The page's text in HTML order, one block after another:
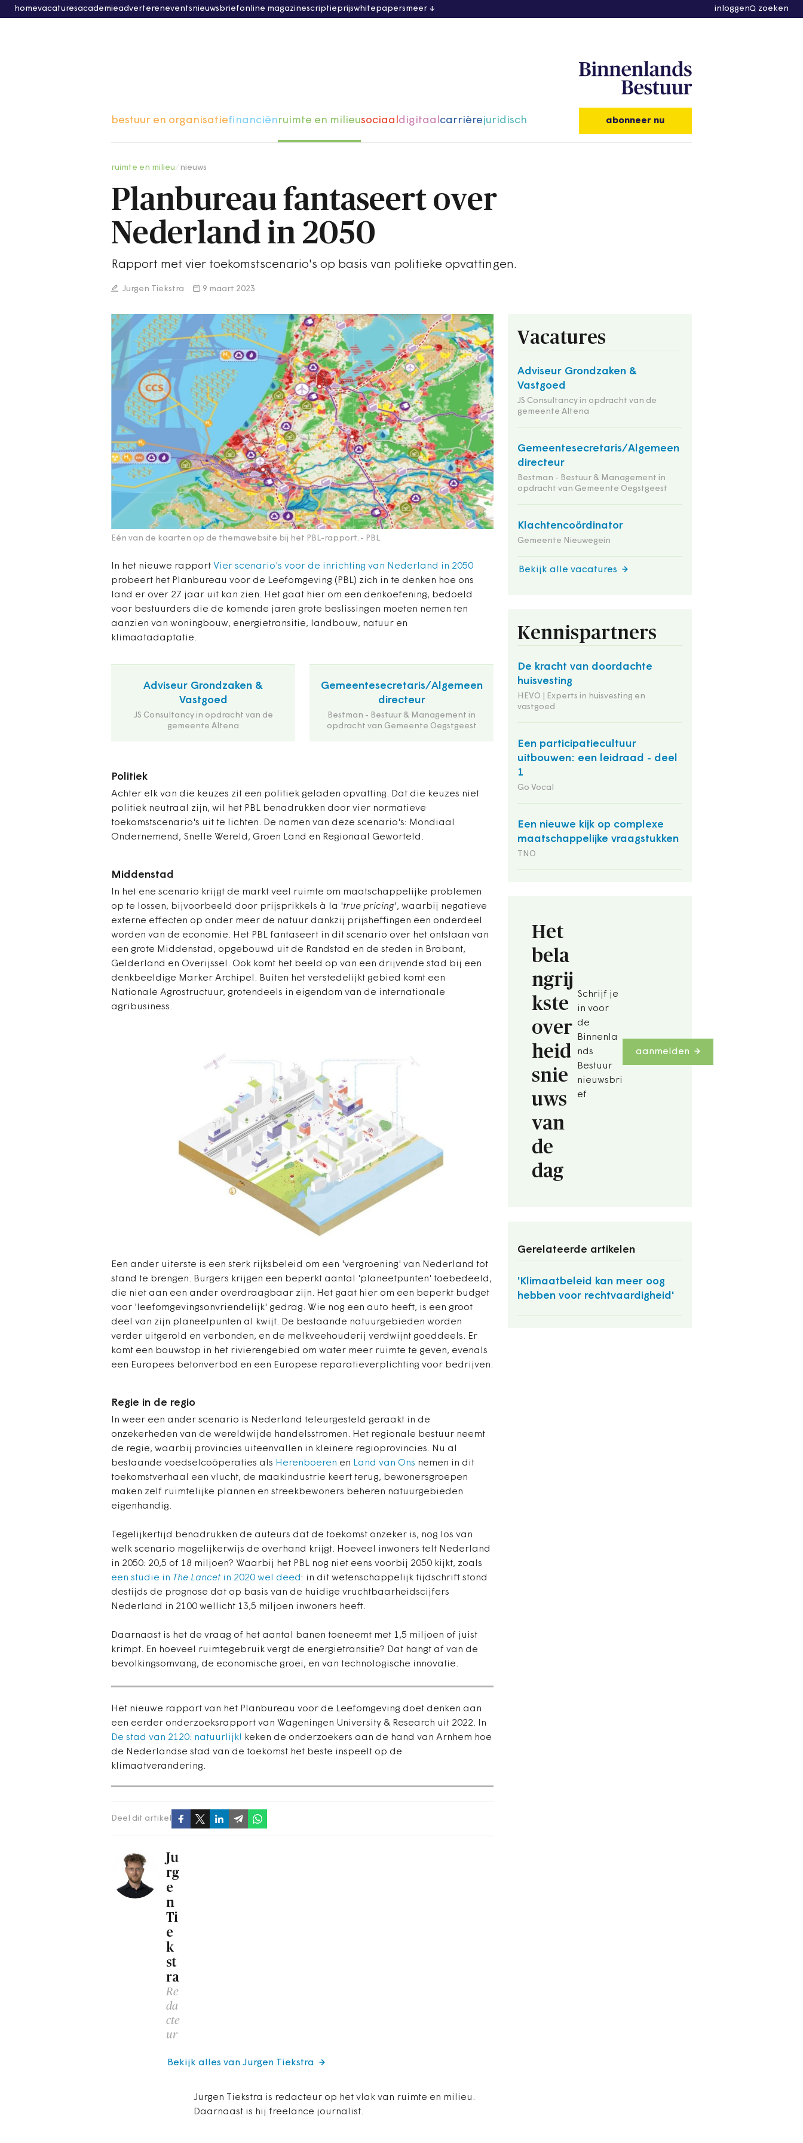
homevacaturesacademieadvertereneventsnieuwsbriefonline magazinescriptieprijswhitepapersmeer inloggen zoeken
bestuur en organisatiefinanciënruimte en milieusociaaldigitaalcarrièrejuridisch abonneer nu
ruimte en milieu nieuws
Planbureau fantaseert over
Nederland in 2050
Rapport met vier toekomstscenario's op basis van politieke opvattingen.
Jurgen Tiekstra 9 maart 2023
Eén van de kaarten op de themawebsite bij het PBL-rapport. - PBL
In het nieuwe rapport Vier scenario's voor de inrichting van Nederland in 2050
probeert het Planbureau voor de Leefomgeving (PBL) zich in te denken hoe ons
land er over 27 jaar uit kan zien. Het gaat hier om een denkoefening, bedoeld
voor bestuurders die de komende jaren grote beslissingen moeten nemen ten
aanzien van woningbouw, energietransitie, landbouw, natuur en
klimaatadaptatie.
Adviseur Grondzaken &
Vastgoed
JS Consultancy in opdracht van de
gemeente Altena
Gemeentesecretaris/Algemeen
directeur
Bestman - Bestuur & Management in
opdracht van Gemeente Oegstgeest
Politiek
Achter elk van die keuzes zit een politiek geladen opvatting. Dat die keuzes niet
politiek neutraal zijn, wil het PBL benadrukken door vier normatieve
toekomstscenario's uit te lichten. De namen van deze scenario's: Mondiaal
Ondernemend, Snelle Wereld, Groen Land en Regionaal Geworteld.
Vacatures
Adviseur Grondzaken &
Vastgoed
JS Consultancy in opdracht van de
gemeente Altena
Gemeentesecretaris/Algemeen
directeur
Bestman - Bestuur & Management in
opdracht van Gemeente Oegstgeest
Klachtencoördinator
Gemeente Nieuwegein
Bekijk alle vacatures
Kennispartners
De kracht van doordachte
huisvesting
HEVO | Experts in huisvesting en
vastgoed
Een participatiecultuur
uitbouwen: een leidraad - deel
1
Go Vocal
Een nieuwe kijk op complexe
maatschappelijke vraagstukken
TNO
Het
bela
ngrij
kste
over
heid
snie
uws
van
de
dag
Schrijf je
in voor
de
Binnenla
nds
Bestuur
nieuwsbri
ef
aanmelden
Gerelateerde artikelen
'Klimaatbeleid kan meer oog
hebben voor rechtvaardigheid'
Middenstad
In het ene scenario krijgt de markt veel ruimte om maatschappelijke problemen
op te lossen, bijvoorbeeld door prijsprikkels à la 'true pricing', waarbij negatieve
externe effecten op onder meer de natuur dankzij prijsheffingen een onderdeel
worden van de economie. Het PBL fantaseert in dit scenario over het ontstaan van
een grote Middenstad, opgebouwd uit de Randstad en de steden in Brabant,
Gelderland en Overijssel. Ook komt het beeld op van een drijvende stad bij een
denkbeeldige Marker Archipel. Buiten het verstedelijkt gebied komt een
Nationale Agrostructuur, grotendeels in eigendom van de internationale
agribusiness.
Een ander uiterste is een sterk rijksbeleid om een 'vergroening' van Nederland tot
stand te brengen. Burgers krijgen een beperkt aantal 'planeetpunten' toebedeeld,
die niet aan een ander overdraagbaar zijn. Het gaat hier om een beperkt budget
voor 'leefomgevingsonvriendelijk' gedrag. Wie nog een auto heeft, is een groot
deel van zijn planeetpunten al kwijt. De bestaande natuurgebieden worden
verder uitgerold en verbonden, en de melkveehouderij verdwijnt goeddeels. Er
komt een bouwstop in het rivierengebied om water meer ruimte te geven, evenals
een Europees betonverbod en een Europese reparatieverplichting voor bedrijven.
Regie in de regio
In weer een ander scenario is Nederland teleurgesteld geraakt in de
onzekerheden van de wereldwijde handelsstromen. Het regionale bestuur neemt
de regie, waarbij provincies uiteenvallen in kleinere regioprovincies. Nu al
bestaande voedselcoöperaties als Herenboeren en Land van Ons nemen in dit
toekomstverhaal een vlucht, de maakindustrie keert terug, bewonersgroepen
maken zelf ruimtelijke plannen en streekbewoners beheren natuurgebieden
eigenhandig.
Tegelijkertijd benadrukken de auteurs dat de toekomst onzeker is, nog los van
welk scenario mogelijkerwijs de overhand krijgt. Hoeveel inwoners telt Nederland
in 2050: 20,5 of 18 miljoen? Waarbij het PBL nog niet eens voorbij 2050 kijkt, zoals
een studie in The Lancet in 2020 wel deed: in dit wetenschappelijk tijdschrift stond
destijds de prognose dat op basis van de huidige vruchtbaarheidscijfers
Nederland in 2100 wellicht 13,5 miljoen inwoners heeft.
Daarnaast is het de vraag of het aantal banen toeneemt met 1,5 miljoen of juist
krimpt. En hoeveel ruimtegebruik vergt de energietransitie? Dat hangt af van de
bevolkingsomvang, de economische groei, en van technologische innovatie.
Het nieuwe rapport van het Planbureau voor de Leefomgeving doet denken aan
een eerder onderzoeksrapport van Wageningen University & Research uit 2022. In
De stad van 2120: natuurlijk! keken de onderzoekers aan de hand van Arnhem hoe
de Nederlandse stad van de toekomst het beste inspeelt op de
klimaatverandering.
Deel dit artikel
Ju
rg
e
n
Ti
e
k
st
ra
Re
da
cte
ur
Jurgen Tiekstra is redacteur op het vlak van ruimte en milieu.
Daarnaast is hij freelance journalist.
Bekijk alles van Jurgen Tiekstra